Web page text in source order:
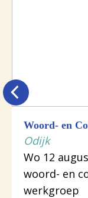
Woord- en
Odijk
Wo 12
woord- en
werkgroep